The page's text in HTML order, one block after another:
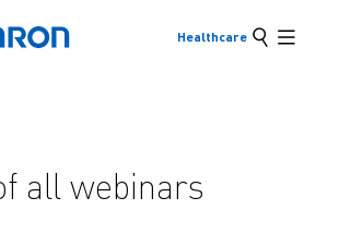
Healthcare
Buscar
all webinars